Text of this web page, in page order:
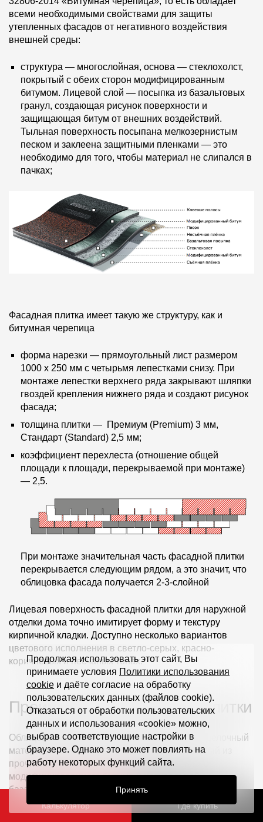
всеми необходимыми свойствами для защиты
утепленных фасадов от негативного воздействия
внешней среды:
структура — многослойная, основа — стеклохолст,
покрытый с обеих сторон модифицированным
битумом. Лицевой слой — посыпка из базальтовых
гранул, создающая рисунок поверхности и
защищающая битум от внешних воздействий.
Тыльная поверхность посыпана мелкозернистым
песком и заклеена защитными пленками — это
необходимо для того, чтобы материал не слипался в
пачках;
Фасадная плитка имеет такую же структуру, как и
битумная черепица
форма нарезки — прямоугольный лист размером
1000 х 250 мм с четырьмя лепестками снизу. При
монтаже лепестки верхнего ряда закрывают шляпки
гвоздей крепления нижнего ряда и создают рисунок
фасада;
толщина плитки — Премиум (Premium) 3 мм,
Стандарт (Standard) 2,5 мм;
коэффициент перехлеста (отношение общей
площади к площади, перекрываемой при монтаже)
— 2,5.
При монтаже значительная часть фасадной плитки
перекрывается следующим рядом, а это значит, что
облицовка фасада получается 2-3-слойной
Лицевая поверхность фасадной плитки для наружной
отделки дома точно имитирует форму и текстуру
кирпичной кладки. Доступно несколько вариантов
цветового исполнения в светло-серых, красно-
коричневых и песчаных тонах.
Преимущества фасадной плитки
Облицовочная плитка для фасада дома — отделочный
материал премиального уровня, изготовленный из
прочного стеклохолста, высококачественного
модифицированного битума и натуральной
базальтовой крошки. Поэтому она:
отличается высокой прочностью, устойчивостью к
Калькулятор Где купить
Продолжая использовать этот сайт, Вы
принимаете условия Политики использования
cookie и даёте согласие на обработку
пользовательских данных (файлов cookie).
Отказаться от обработки пользовательских
данных и использования «cookie» можно,
выбрав соответствующие настройки в
браузере. Однако это может повлиять на
работу некоторых функций сайта.
Принять